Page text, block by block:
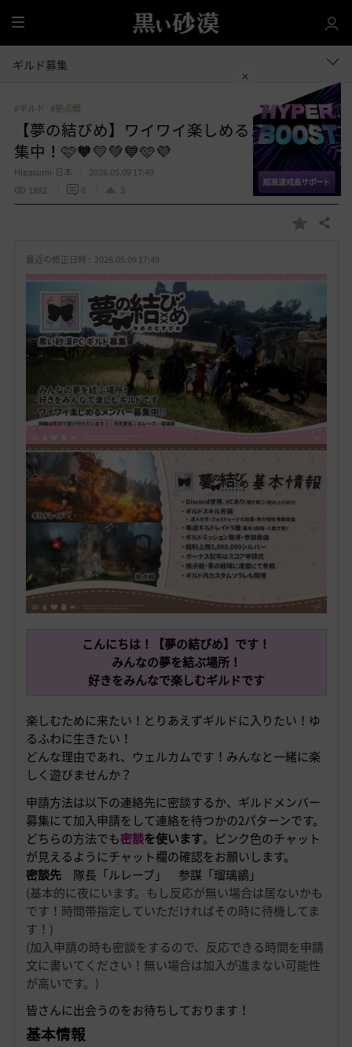
全
体
ギルド募集
#ギルド #拠点戦
【夢の結びめ】ワイワイ楽しめるメンバー募
集中！🩷🧡💛💚💙🩵💜
Higasumi-日本
2026.05.09 17:49
1882
0 3
お
り
共有する
最近の修正日時 : 2026.05.09 17:49
こんにちは！【夢の結びめ】です！
みんなの夢を結ぶ場所！
好きをみんなで楽しむギルドです
楽しむために来たい！とりあえずギルドに入りたい！ゆ
るふわに生きたい！
どんな理由であれ、ウェルカムです！みんなと一緒に楽
しく遊びませんか？
申請方法は以下の連絡先に密談するか、ギルドメンバー
募集にて加入申請をして連絡を待つかの2パターンです。
どちらの方法でも密談を使います。ピンク色のチャット
が見えるようにチャット欄の確認をお願いします。
密談先隊長「ルレーブ」 参謀「瑠璃鶲」
(基本的に夜にいます。もし反応が無い場合は居ないかも
です！時間帯指定していただければその時に待機してま
す！)
(加入申請の時も密談をするので、反応できる時間を申請
文に書いてください！無い場合は加入が進まない可能性
が高いです。)
皆さんに出会うのをお待ちしております！
基本情報